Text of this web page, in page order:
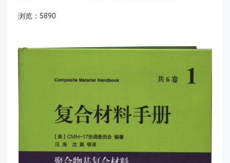
浏览：5890